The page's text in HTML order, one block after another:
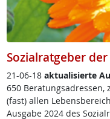
Sozialratgeber der
21-06-18 ak­tua­li­sier­te
650 Be­ra­tungsadres­sen,
(fast) al­len
Aus­ga­be 2024 des